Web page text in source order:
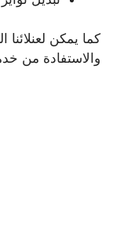
كما يمكن
والاستفادة من